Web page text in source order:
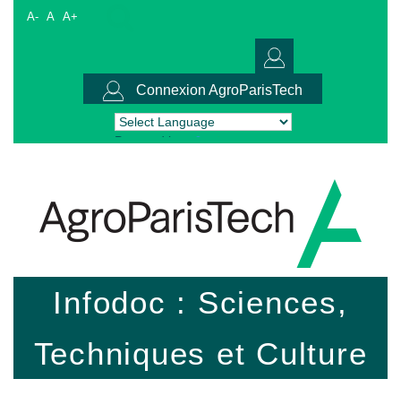
A- A A+
Connexion AgroParisTech
Powered by Translate
Infodoc : Sciences,
Techniques et Culture